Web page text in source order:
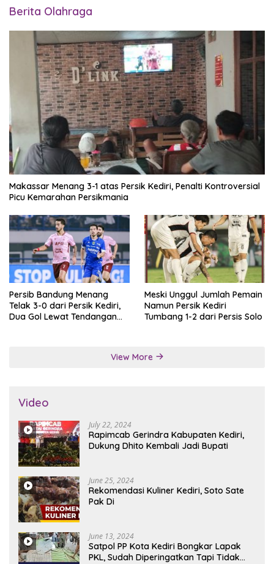
Berita Olahraga
Makassar Menang 3-1 atas Persik Kediri, Penalti Kontroversial
Picu Kemarahan Persikmania
Persib Bandung Menang
Telak 3-0 dari Persik Kediri,
Dua Gol Lewat Tendangan
Meski Unggul Jumlah Pemain
Namun Persik Kediri
Tumbang 1-2 dari Persis Solo
View More
Video
July 22, 2024
Rapimcab Gerindra Kabupaten Kediri,
Dukung Dhito Kembali Jadi Bupati
June 25, 2024
Rekomendasi Kuliner Kediri, Soto Sate
Pak Di
June 13, 2024
Satpol PP Kota Kediri Bongkar Lapak
PKL, Sudah Diperingatkan Tapi Tidak